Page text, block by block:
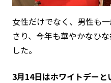
女性だけでなく、男性も
さり、今年も華やかなひ
した。
3月14日はホワイトデーと